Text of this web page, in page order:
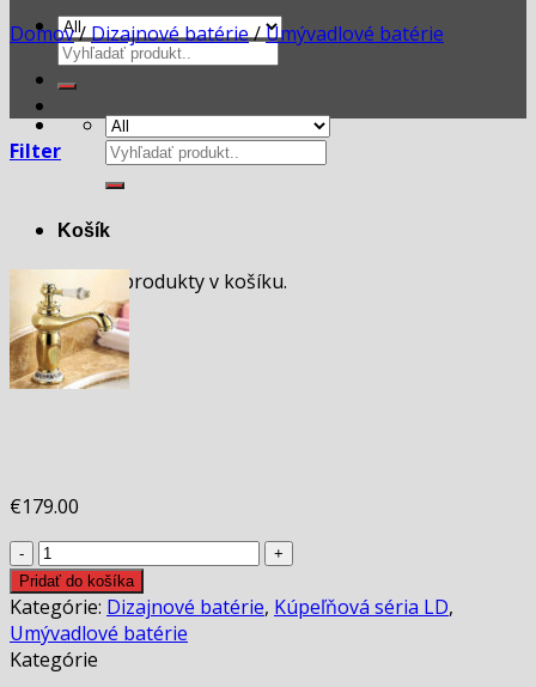
Hľadať:
Hľadať:
Košík
Žiadne produkty v košíku.
Domov/Dizajnové batérie/Umývadlové batérie
Filter
€179.00
množstvo
Retro
umývadlová
batéria
LD
Pridať do košíka
Kategórie: Dizajnové batérie, Kúpeľňová séria LD,
Umývadlové batérie
Kategórie